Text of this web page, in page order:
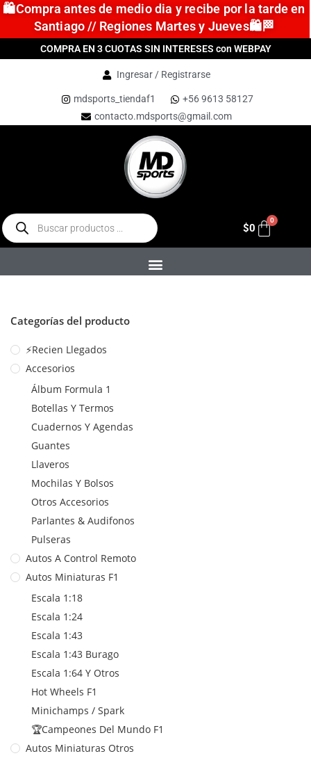
🛍️Compra antes de medio dia y recibe por la tarde en
Santiago // Regiones Martes y Jueves🛍️🏁
COMPRA EN 3 CUOTAS SIN INTERESES con WEBPAY
Ingresar / Registrarse
mdsports_tiendaf1
+56 9613 58127
contacto.mdsports@gmail.com
$0
Categorías del producto
⚡Recien Llegados
Accesorios
Álbum Formula 1
Botellas Y Termos
Cuadernos Y Agendas
Guantes
Llaveros
Mochilas Y Bolsos
Otros Accesorios
Parlantes & Audifonos
Pulseras
Autos A Control Remoto
Autos Miniaturas F1
Escala 1:18
Escala 1:24
Escala 1:43
Escala 1:43 Burago
Escala 1:64 Y Otros
Hot Wheels F1
Minichamps / Spark
🏆Campeones Del Mundo F1
Autos Miniaturas Otros